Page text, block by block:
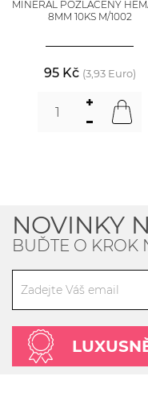
MINERÁL POZLACENÝ
8MM 10KS M/1002
95 Kč (3,93 Euro)
NOVINKY
BUĎTE O KROK